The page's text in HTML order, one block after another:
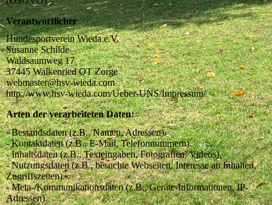
Verantwortlicher
Hundesportverein Wieda e.V.
Susanne Schilde
Waldsaumweg 17
37445 Walkenried OT Zorge
webmaster@hsv-wieda.com
http://www.hsv-wieda.com/Ueber-UNS/Impressum/
Arten der verarbeiteten Daten:
- Bestandsdaten (z.B., Namen, Adressen).
- Kontaktdaten (z.B., E-Mail, Telefonnummern).
- Inhaltsdaten (z.B., Texteingaben, Fotografien, Videos).
- Nutzungsdaten (z.B., besuchte Webseiten, Interesse an Inhalten,
Zugriffszeiten).
- Meta-/Kommunikationsdaten (z.B., Geräte-Informationen, IP-
Adressen).